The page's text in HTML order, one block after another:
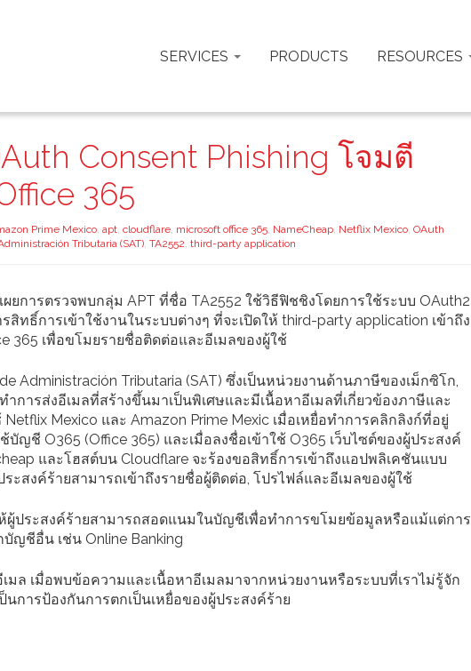
SERVICES PRODUCTS RESOURCES
Consent Phishing โจมตี
365
Prime Mexico, apt, cloudflare, microsoft office 365, NameCheap, Netflix Mexico, OAuth
Tributaria (SAT), TA2552, third-party application
ยการตรวจพบกลุ่ม APT ที่ชื่อ TA2552 ใช้วิธีฟิชชิงโดยการใช้ระบบ OAuth2
ทธิ์การเข้าใช้งานในระบบต่างๆ ที่จะเปิดให้ third-party application เข้าถึง
365 เพื่อขโมยรายชื่อติดต่อและอีเมลของผู้ใช้
Administración Tributaria (SAT) ซึ่งเป็นหน่วยงานด้านภาษีของเม็กซิโก,
ำการส่งอีเมลที่สร้างขึ้นมาเป็นพิเศษและมีเนื้อหาอีเมลที่เกี่ยวข้องภาษีและ
Mexico และ Amazon Prime Mexic เมื่อเหยื่อทำการคลิกลิงก์ที่อยู่
บัญชี O365 (Office 365) และเมื่อลงชื่อเข้าใช้ O365 เว็บไซต์ของผู้ประสงค์
และโฮสต์บน Cloudflare จะร้องขอสิทธิ์การเข้าถึงแอปพลิเคชันแบบ
ะสงค์ร้ายสามารถเข้าถึงรายชื่อผู้ติดต่อ, โปรไฟล์และอีเมลของผู้ใช้
ผู้ประสงค์ร้ายสามารถสอดแนมในบัญชีเพื่อทำการขโมยข้อมูลหรือแม้แต่การ
ญชีอื่น เช่น Online Banking
ล เมื่อพบข้อความและเนื้อหาอีเมลมาจากหน่วยงานหรือระบบที่เราไม่รู้จัก
นการป้องกันการตกเป็นเหยื่อของผู้ประสงค์ร้าย